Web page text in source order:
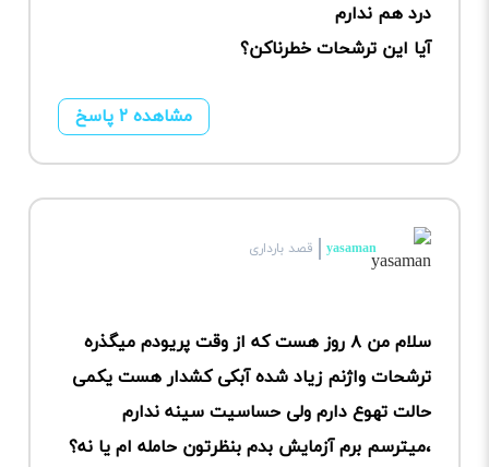
درد هم ندارم
آیا این ترشحات خطرناکن؟
مشاهده ۲ پاسخ
yasaman قصد بارداری
سلام من ۸ روز هست که از وقت پریودم میگذره
ترشحات واژنم زیاد شده آبکی کشدار هست یکمی
حالت تهوع دارم ولی حساسیت سینه ندارم
،میترسم برم آزمایش بدم بنظرتون حامله ام یا نه؟